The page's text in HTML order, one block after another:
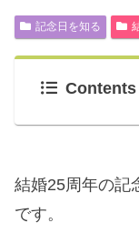
記念日を知る
Contents
結婚25周年の記
です。